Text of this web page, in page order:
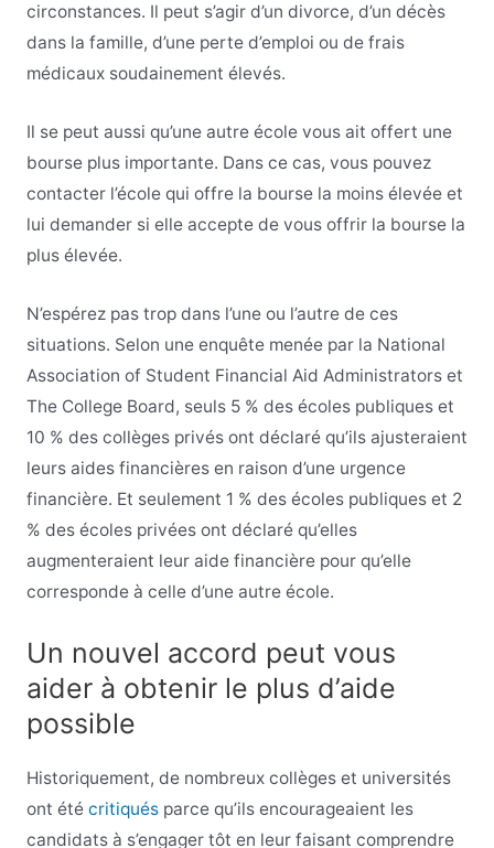
circonstances. Il peut s’agir d’un divorce, d’un décès
dans la famille, d’une perte d’emploi ou de frais
médicaux soudainement élevés.
Il se peut aussi qu’une autre école vous ait offert une
bourse plus importante. Dans ce cas, vous pouvez
contacter l’école qui offre la bourse la moins élevée et
lui demander si elle accepte de vous offrir la bourse la
plus élevée.
N’espérez pas trop dans l’une ou l’autre de ces
situations. Selon une enquête menée par la National
Association of Student Financial Aid Administrators et
The College Board, seuls 5 % des écoles publiques et
10 % des collèges privés ont déclaré qu’ils ajusteraient
leurs aides financières en raison d’une urgence
financière. Et seulement 1 % des écoles publiques et 2
% des écoles privées ont déclaré qu’elles
augmenteraient leur aide financière pour qu’elle
corresponde à celle d’une autre école.
Un nouvel accord peut vous
aider à obtenir le plus d’aide
possible
Historiquement, de nombreux collèges et universités
ont été critiquésparce qu’ils encourageaient les
candidats à s’engager tôt en leur faisant comprendre